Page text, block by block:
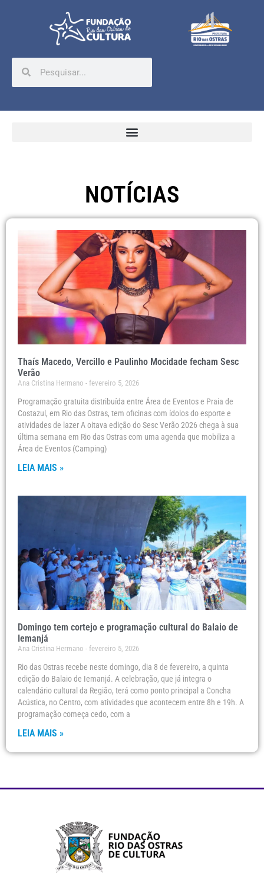
NOTÍCIAS
Thaís Macedo, Vercillo e Paulinho Mocidade fecham Sesc
Verão
Ana Cristina Hermano fevereiro 5, 2026
Programação gratuita distribuída entre Área de Eventos e Praia de
Costazul, em Rio das Ostras, tem oficinas com ídolos do esporte e
atividades de lazer A oitava edição do Sesc Verão 2026 chega à sua
última semana em Rio das Ostras com uma agenda que mobiliza a
Área de Eventos (Camping)
LEIA MAIS »
Domingo tem cortejo e programação cultural do Balaio de
Iemanjá
Ana Cristina Hermano fevereiro 5, 2026
Rio das Ostras recebe neste domingo, dia 8 de fevereiro, a quinta
edição do Balaio de Iemanjá. A celebração, que já integra o
calendário cultural da Região, terá como ponto principal a Concha
Acústica, no Centro, com atividades que acontecem entre 8h e 19h. A
programação começa cedo, com a
LEIA MAIS »